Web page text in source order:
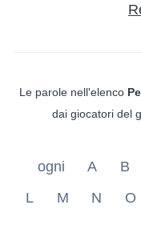
Le parole nell'elenco
dai giocatori del
ogni A B
L
M N O